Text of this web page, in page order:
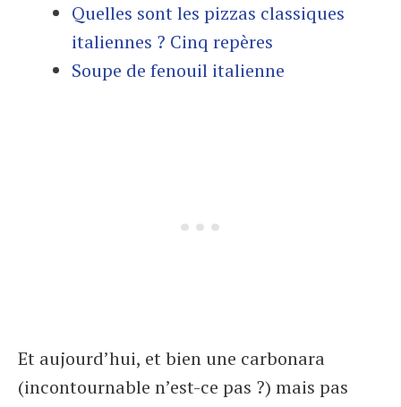
Quelles sont les pizzas classiques
italiennes ? Cinq repères
Soupe de fenouil italienne
Et aujourd’hui, et bien une carbonara
(incontournable n’est-ce pas ?) mais pas